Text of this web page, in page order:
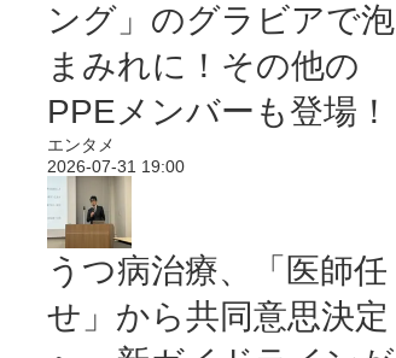
ング」のグラビアで泡
まみれに！その他の
PPEメンバーも登場！
エンタメ
2026-07-31 19:00
うつ病治療、「医師任
せ」から共同意思決定